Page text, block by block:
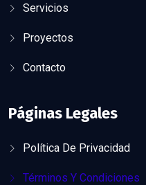
Servicios
Proyectos
Contacto
Páginas Legales
Política De Privacidad
Términos Y Condiciones